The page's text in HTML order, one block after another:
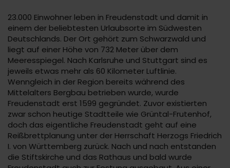
23.000 Einwohner leben in Freudenstadt und damit in
einem der beliebtesten Urlaubsorte im Südwesten
Deutschlands. Der Ort gehört zum Schwarzwald und
liegt auf einer Höhe von 732 Meter über dem
Meeresspiegel. Nach Karlsruhe und Stuttgart sind es
jeweils etwas mehr als 60 Kilometer Luftlinie.
Wenngleich in der Region bereits während des
Mittelalters Bergbau betrieben wurde, wurde
Freudenstadt erst 1599 gegründet. Zuvor existierten
zwar schon heutige Stadtteile wie Grüntal-Frutenhof,
doch das eigentliche Freudenstadt geht auf eine
Reißbrettplanung unter der Herrschaft Herzogs Friedrich
I. von Württemberg zurück. Nach und nach entstanden
die Stiftskirche und das Rathaus und bald wurde